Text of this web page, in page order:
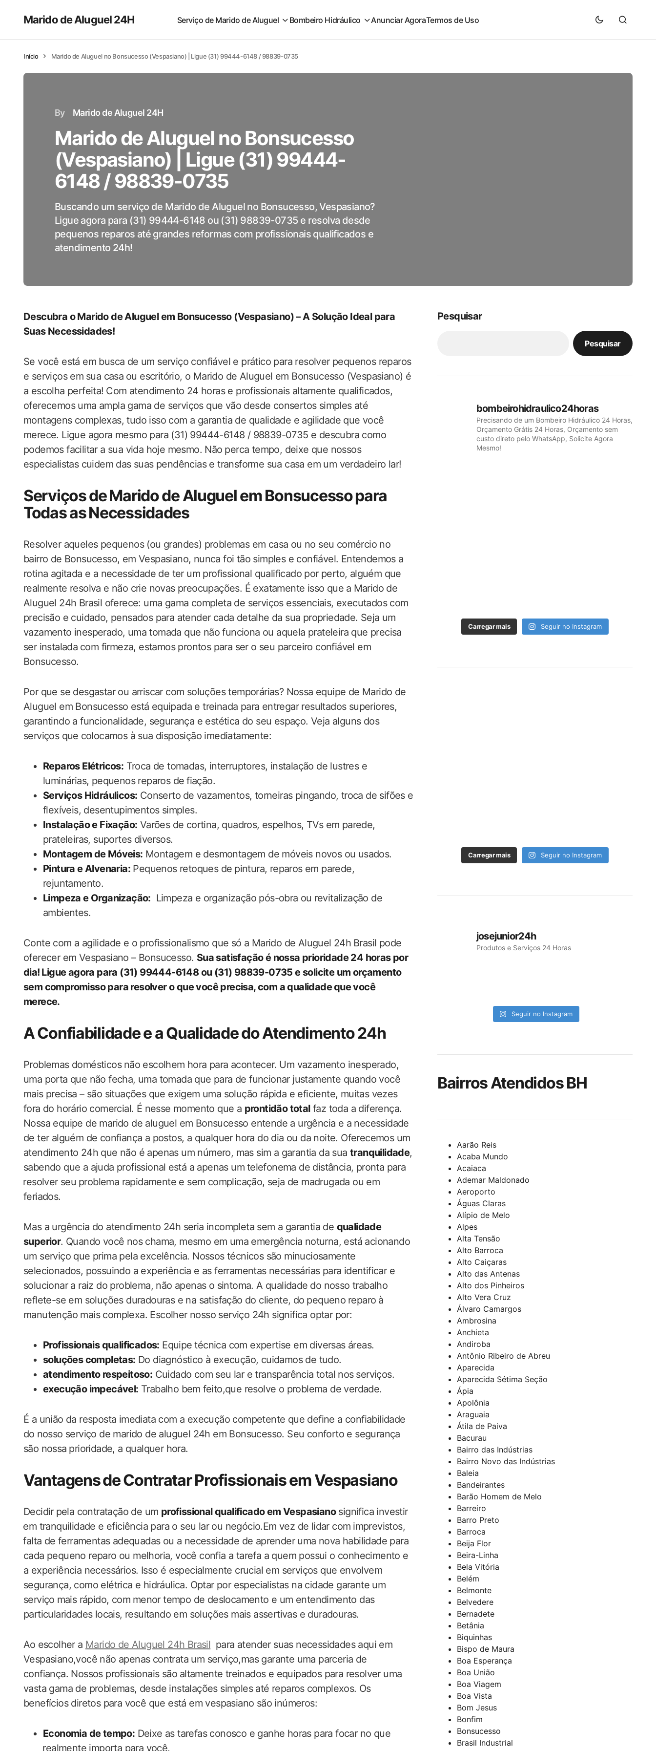
Marido de Aluguel 24H Serviço de Marido de Aluguel Bombeiro Hidráulico Anunciar AgoraTermos de Uso
Início Marido de Aluguel no Bonsucesso (Vespasiano) | Ligue (31) 99444-6148 / 98839-0735
By Marido de Aluguel 24H
Marido de Aluguel no Bonsucesso
(Vespasiano) | Ligue (31) 99444-
6148 / 98839-0735
Buscando um serviço de Marido de Aluguel no Bonsucesso, Vespasiano?
Ligue agora para (31) 99444-6148 ou (31) 98839-0735 e resolva desde
pequenos reparos até grandes reformas com profissionais qualificados e
atendimento 24h!
Descubra‌ o Marido de Aluguel em Bonsucesso (Vespasiano) – A Solução Ideal para
Suas Necessidades!
Se‍ você está em busca ‍de um serviço confiável e prático para resolver pequenos reparos
e serviços em ⁣sua​ casa⁢ ou escritório, o Marido de Aluguel em Bonsucesso (Vespasiano) é
a escolha perfeita!⁢ Com atendimento 24 horas ‍e profissionais altamente qualificados,‍
oferecemos uma ampla gama de serviços que vão desde ​consertos simples até
montagens complexas, tudo isso com a garantia de qualidade e ‍agilidade‍ que você
merece. Ligue agora mesmo para (31) 99444-6148 / 98839-0735 e‌ descubra como
podemos facilitar a sua vida hoje mesmo. ​Não ⁤perca tempo, deixe que ​nossos⁢
especialistas cuidem das suas pendências‌ e transforme sua casa em um​ verdadeiro lar!
Serviços de⁢ Marido de Aluguel em Bonsucesso⁣ para
Todas as ⁣Necessidades
Resolver aqueles pequenos (ou grandes) problemas ‍em casa ou no seu comércio no
bairro‍ de Bonsucesso, em Vespasiano, nunca foi tão simples e confiável. Entendemos a
rotina agitada e a‌ necessidade de ter um profissional qualificado por perto, alguém que
realmente resolva e não ‍crie novas preocupações. É exatamente isso que a ⁢Marido de
Aluguel 24h Brasil oferece: uma gama completa​ de serviços essenciais,‌ executados com
precisão e cuidado, pensados para atender cada detalhe da sua propriedade. Seja um
vazamento inesperado, uma tomada que não ​funciona ou aquela prateleira‌ que precisa
ser instalada⁤ com firmeza, estamos prontos para ser o seu ​parceiro confiável em​
Bonsucesso.
Por que se desgastar ou arriscar com soluções temporárias? Nossa equipe de Marido de
Aluguel em Bonsucesso está equipada e treinada para entregar resultados​ superiores,
garantindo a‌ funcionalidade, segurança e estética do seu espaço. Veja alguns dos
serviços que ⁤colocamos à​ sua disposição imediatamente:
Reparos Elétricos: Troca de tomadas, interruptores, instalação‍ de lustres e
luminárias, pequenos reparos ‍de ⁤fiação.
Serviços Hidráulicos: Conserto⁣ de vazamentos, torneiras‌ pingando, troca de sifões e​
flexíveis, desentupimentos simples.
Instalação e Fixação: Varões de cortina, quadros, espelhos, TVs em ‌parede,‍
prateleiras, suportes diversos.
Montagem de Móveis: Montagem e desmontagem de móveis novos ou usados.
Pintura e Alvenaria: Pequenos retoques de ⁣pintura, reparos em parede,
rejuntamento.
Limpeza e Organização: ‍ Limpeza ‍e organização pós-obra ou⁣ revitalização de
ambientes.
Conte com a agilidade e o profissionalismo que só a Marido de‌ Aluguel 24h⁢ Brasil pode
oferecer em Vespasiano – Bonsucesso. Sua satisfação é nossa prioridade 24 horas por
dia!⁤ Ligue agora para (31) 99444-6148 ou (31) ‍98839-0735 e solicite um orçamento
sem compromisso para resolver o que você precisa, ​com a qualidade ⁤que você
merece.
A Confiabilidade e a Qualidade do Atendimento 24h
Problemas domésticos ⁣não escolhem hora para acontecer. Um vazamento inesperado,‌
uma ‍porta que não fecha, uma tomada que para de funcionar ‍justamente quando você
mais precisa ‍– são​ situações que exigem uma solução rápida e eficiente, muitas vezes
fora do horário comercial. É nesse momento que a prontidão totalfaz toda a diferença.
Nossa equipe de marido de aluguel em Bonsucesso entende a urgência‌ e a necessidade
de ter alguém de confiança‌ a postos, a qualquer hora do ​dia ou da noite. Oferecemos um
atendimento 24h que não é apenas um número, mas sim​ a garantia da ‌suatranquilidade,
sabendo que a ajuda profissional⁢ está a apenas um ⁤telefonema de distância, pronta para
⁢resolver seu ⁢problema rapidamente e sem complicação, seja de madrugada ou em
‍feriados.
Mas a urgência do atendimento 24h seria incompleta sem a garantia de qualidade
superior. Quando você nos chama, ‌mesmo ‍em uma emergência noturna, está acionando
um serviço que prima pela excelência. Nossos técnicos​ são minuciosamente
selecionados, possuindo a experiência e as ferramentas necessárias para identificar e
solucionar a raiz do problema, não apenas o sintoma. A qualidade ⁢do nosso trabalho
reflete-se em soluções duradouras e na satisfação do cliente,‌ do⁤ pequeno⁢ reparo ⁣à
manutenção mais complexa. Escolher nosso serviço 24h significa‍ optar por:
Profissionais ‌qualificados: Equipe ⁢técnica com expertise em diversas áreas.
soluções completas: Do diagnóstico à execução, cuidamos‌ de tudo.
atendimento respeitoso: Cuidado com seu lar e transparência total nos⁣ serviços.
execução impecável: Trabalho bem⁢ feito,que resolve o problema de verdade.
É a união da resposta ​imediata com a execução competente que define a confiabilidade
do⁤ nosso serviço de marido de aluguel 24h em Bonsucesso. Seu conforto​ e segurança
são nossa⁢ prioridade, a qualquer hora.
Vantagens⁣ de Contratar Profissionais em Vespasiano
Decidir ⁢pela contratação de‌ um profissional qualificado em Vespasianosignifica investir
⁣em tranquilidade e eficiência para o seu lar ou​ negócio.Em vez de lidar com⁣ imprevistos,
⁣falta de ferramentas adequadas ou ​a​ necessidade de aprender uma nova habilidade para
cada pequeno reparo ou melhoria, você confia a tarefa a‌ quem possui o conhecimento e⁤
a experiência necessários. Isso é especialmente crucial‍ em serviços que envolvem
segurança, como elétrica e hidráulica. Optar por especialistas na cidade garante um
serviço ⁤mais rápido, com⁣ menor tempo de deslocamento e um entendimento das
particularidades​ locais, resultando em soluções mais ​assertivas e duradouras.
Ao ⁢escolher a Marido de Aluguel 24h Brasil ‌ para atender suas ‌necessidades aqui em
Vespasiano,você não apenas contrata um serviço,mas​ garante uma parceria de
confiança. Nossos profissionais são⁢ altamente treinados e equipados para‍ resolver uma
vasta gama de problemas, desde instalações simples até reparos ⁢complexos. Os
benefícios diretos para você que está em vespasiano são inúmeros:
Economia de tempo: Deixe as tarefas conosco e ganhe horas para focar no que
⁣realmente importa para você.
Pesquisar
Pesquisar
bombeirohidraulico24horas
Precisando de um Bombeiro Hidráulico 24 Horas,
Orçamento Grátis 24 Horas, Orçamento sem
custo direto pelo WhatsApp, Solicite Agora
Mesmo!
Carregar mais Seguir no Instagram
Carregar mais Seguir no Instagram
josejunior24h
Produtos e Serviços 24 Horas
Seguir no Instagram
Bairros Atendidos BH
Aarão Reis
Acaba Mundo
Acaiaca
Ademar Maldonado
Aeroporto
Águas Claras
Alípio de Melo
Alpes
Alta Tensão
Alto Barroca
Alto Caiçaras
Alto das Antenas
Alto dos Pinheiros
Alto Vera Cruz
Álvaro Camargos
Ambrosina
Anchieta
Andiroba
Antônio Ribeiro de Abreu
Aparecida
Aparecida Sétima Seção
Ápia
Apolônia
Araguaia
Átila de Paiva
Bacurau
Bairro das Indústrias
Bairro Novo das Indústrias
Baleia
Bandeirantes
Barão Homem de Melo
Barreiro
Barro Preto
Barroca
Beija Flor
Beira-Linha
Bela Vitória
Belém
Belmonte
Belvedere
Bernadete
Betânia
Biquinhas
Bispo de Maura
Boa Esperança
Boa União
Boa Viagem
Boa Vista
Bom Jesus
Bonfim
Bonsucesso
Brasil Industrial